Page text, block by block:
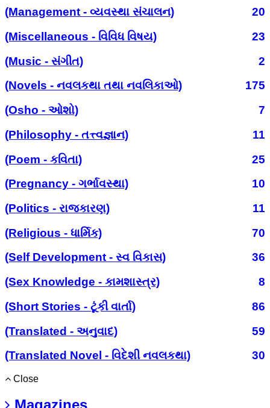
(Management - વ્યવસ્થા સંચાલન)
20
(Miscellaneous - વિવિધ વિષય)
23
(Music - સંગીત)
2
(Novels - નવલકથા તથા નવલિકાઓ)
175
(Osho - ઓશો)
7
(Philosophy - તત્ત્વજ્ઞાન)
11
(Poem - કવિતા)
25
(Pregnancy - ગર્ભાવસ્થા)
10
(Politics - રાજકારણ)
11
(Religious - ધાર્મિક)
70
(Self Development - સ્વ વિકાસ)
36
(Sex Knowledge - કામશાસ્ત્ર)
8
(Short Stories - ટૂંકી વાર્તા)
86
(Translated - અનુવાદ)
59
(Translated Novel - વિદેશી નવલકથા)
30
Close
Magazines